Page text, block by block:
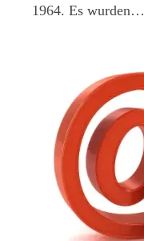
1964. Es wurden…